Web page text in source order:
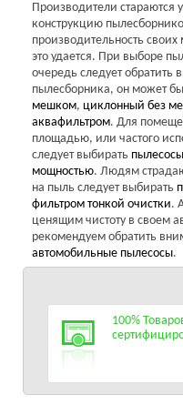
Производители стараются
конструкцию
производительность
это удается. При выборе
очередь следует обратить
пылесборника, он может
мешком, циклонный без
аквафильтром. Для
площадью, или частого
следует выбирать
мощностью. Людям
на пыль следует выбирать
фильтром тонкой очистки.
ценящим чистоту в своем
рекомендуем обратить
автомобильные пылесосы.
100%